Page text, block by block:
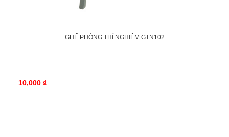
Bảo hành: 12 tháng
GHẾ PHÒNG THÍ NGHIỆM GTN102
10,000 ₫